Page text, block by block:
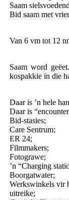
Saam
Bid saam met
Van 6 vm tot 12
Saam word
kospakkie in die
Daar is ’n hele
Daar is
Bid-stasies;
Care Sentrum;
ER 24;
Filmmakers;
Fotograwe;
’n “Charging
Boorgatwater;
Werkswinkels vir
uitreike;